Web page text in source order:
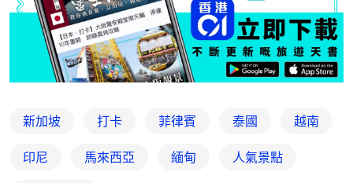
新加坡 打卡 菲律賓 泰國 越南
印尼 馬來西亞 緬甸 人氣景點